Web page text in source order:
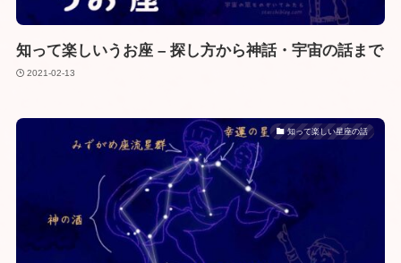
知って楽しいうお座 – 探し方から神話・宇宙の話まで
2021-02-13
知って楽しい星座の話